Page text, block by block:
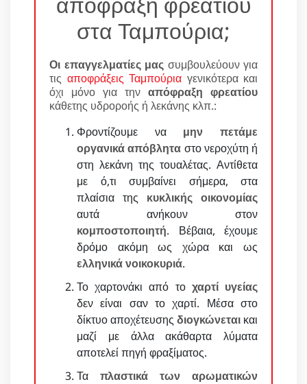
στα Ταμπούρια;
Οι επαγγελματίες μας συμβουλεύουν για
τις αποφράξεις Ταμπούρια γενικότερα και
όχι μόνο για την απόφραξη φρεατίου
κάθετης υδροροής ή λεκάνης κλπ.:
Φροντίζουμε να μην πετάμε
οργανικά απόβλητα στο νεροχύτη ή
στη λεκάνη της τουαλέτας. Αντίθετα
με ό,τι συμβαίνει σήμερα, στα
πλαίσια της κυκλικής οικονομίας
αυτά ανήκουν στον
κομποστοποιητή. Βέβαια, έχουμε
δρόμο ακόμη ως χώρα και ως
ελληνικά νοικοκυριά.
Το χαρτονάκι από το χαρτί υγείας
δεν είναι σαν το χαρτί. Μέσα στο
δίκτυο αποχέτευσης διογκώνεται και
μαζί με άλλα ακάθαρτα λύματα
αποτελεί πηγή φραξίματος.
Τα πλαστικά των αρωματικών